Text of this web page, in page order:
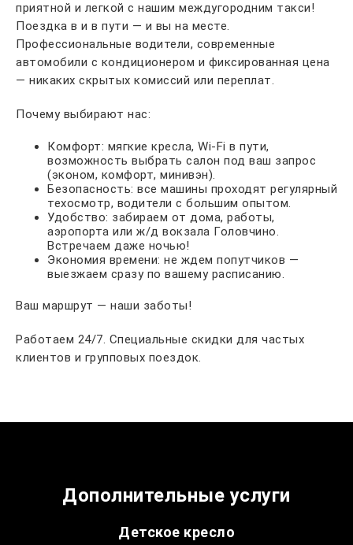
приятной и легкой с нашим междугородним такси!
Поездка в и в пути — и вы на месте.
Профессиональные водители, современные
автомобили с кондиционером и фиксированная цена
— никаких скрытых комиссий или переплат.
Почему выбирают нас:
Комфорт: мягкие кресла, Wi-Fi в пути,
возможность выбрать салон под ваш запрос
(эконом, комфорт, минивэн).
Безопасность: все машины проходят регулярный
техосмотр, водители с большим опытом.
Удобство: забираем от дома, работы,
аэропорта или ж/д вокзала Головчино.
Встречаем даже ночью!
Экономия времени: не ждем попутчиков —
выезжаем сразу по вашему расписанию.
Ваш маршрут — наши заботы!
Работаем 24/7. Специальные скидки для частых
клиентов и групповых поездок.
Дополнительные услуги
Детское кресло